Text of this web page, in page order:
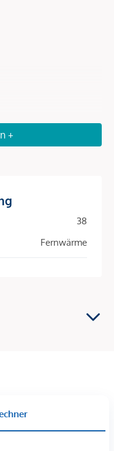
Mitarbeiter und
Symbiose von
zur Donauinsel,
steigern
+
38
Fernwärme